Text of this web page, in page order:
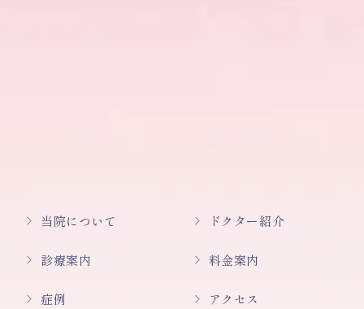
当院について ドクター紹介
診療案内 料金案内
症例 アクセス